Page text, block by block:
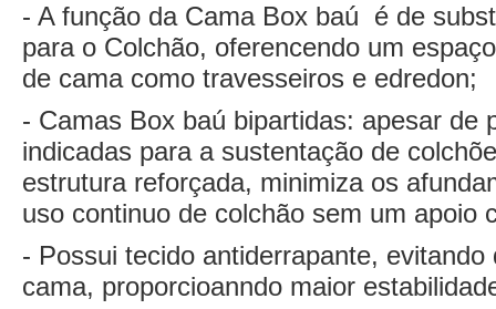
- A função da Cama Box baú é de
para o Colchão, oferencendo um
de cama como travesseiros e edredon;
- Camas Box baú bipartidas: apesar de
indicadas para a sustentação de
estrutura reforçada, minimiza os
uso continuo de colchão sem um apoio
- Possui tecido antiderrapante,
cama, proporcioanndo maior